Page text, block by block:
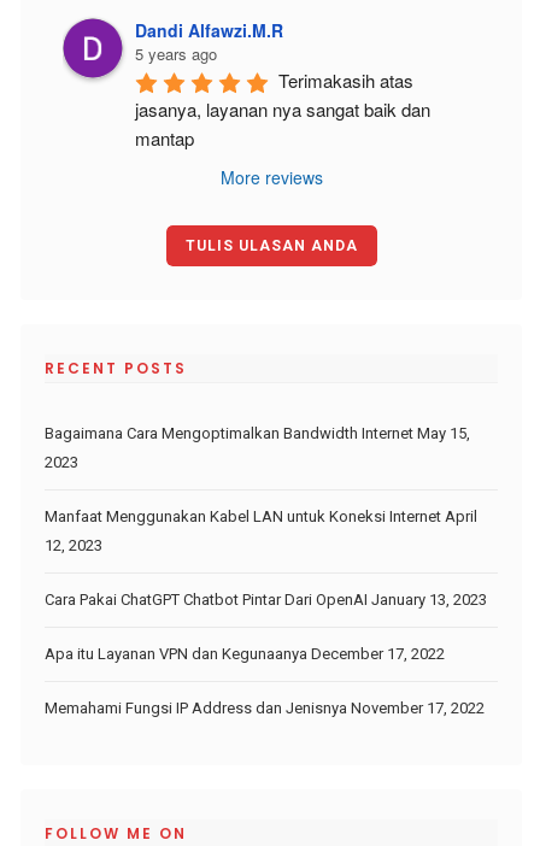
Dandi Alfawzi.M.R
5 years ago
Terimakasih atas
jasanya, layanan nya sangat baik dan
mantap
More reviews
TULIS ULASAN ANDA
RECENT POSTS
Bagaimana Cara Mengoptimalkan Bandwidth Internet May 15,
2023
Manfaat Menggunakan Kabel LAN untuk Koneksi Internet April
12, 2023
Cara Pakai ChatGPT Chatbot Pintar Dari OpenAI January 13, 2023
Apa itu Layanan VPN dan Kegunaanya December 17, 2022
Memahami Fungsi IP Address dan Jenisnya November 17, 2022
FOLLOW ME ON